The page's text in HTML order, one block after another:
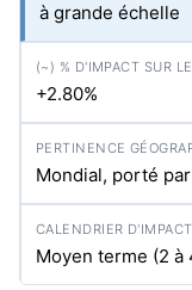
à grande échelle
+2.80%
Mondial, porté
Moyen terme (2 à